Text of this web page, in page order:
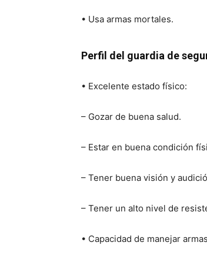
• Usa armas mortales.
Perfil del guardia de
• Excelente estado físico:
– Gozar de buena salud.
– Estar en buena condición
– Tener buena visión y
– Tener un alto nivel de
• Capacidad de manejar